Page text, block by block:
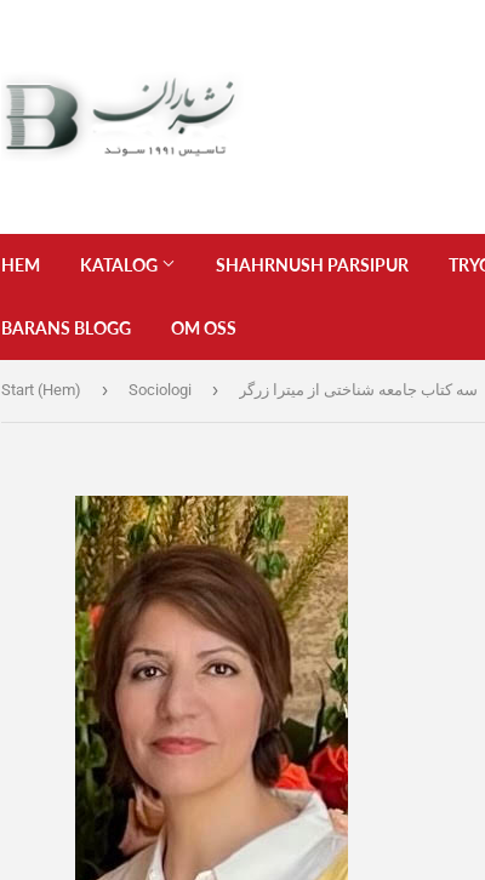
HEM KATALOG SHAHRNUSH PARSIPUR
BARANS BLOGG OM OSS
Start (Hem) › Sociologi › سه کتاب جامعه شناختی از میترا زرگر